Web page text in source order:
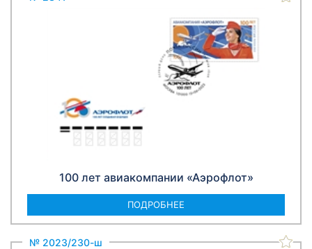
100 лет авиакомпании «Аэрофлот»
ПОДРОБНЕЕ
№ 2023/230-ш